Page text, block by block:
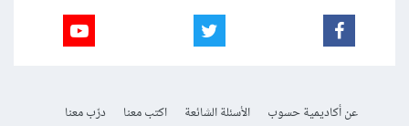
عن أكاديمية حسوب الأسئلة الشائعة اكتب معنا
درّب معنا